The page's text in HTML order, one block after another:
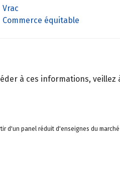
Vrac
Commerce équitable
à ces informations,
d'un panel réduit d'enseignes du